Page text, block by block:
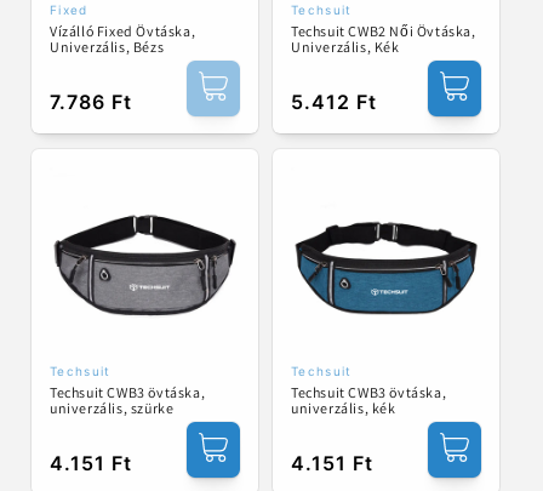
Forgalmazó:
Fixed
Vízálló Fixed Övtáska,
Univerzális, Bézs
Normál
ár
7.786 Ft
Forgalmazó:
Techsuit
Techsuit CWB2 Női Övtáska,
Univerzális, Kék
Normál
ár
5.412 Ft
Forgalmazó:
Techsuit
Techsuit CWB3 övtáska,
univerzális, szürke
Normál
4.151 Ft
Forgalmazó:
Techsuit
Techsuit CWB3 övtáska,
univerzális, kék
Normál
4.151 Ft